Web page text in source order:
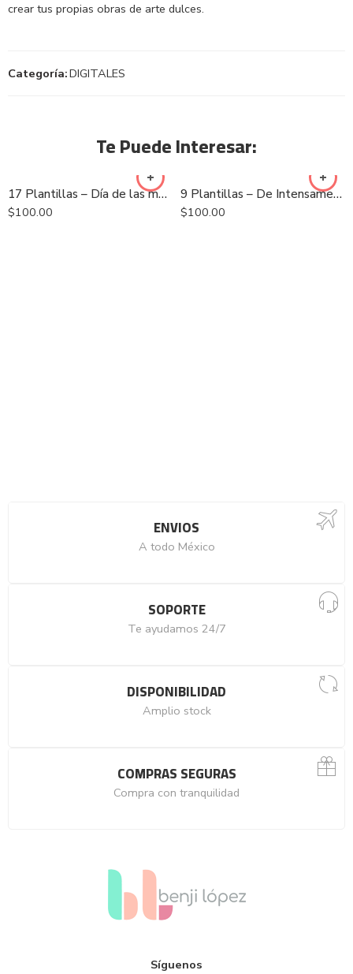
crear tus propias obras de arte dulces.
Categoría:DIGITALES
Te Puede Interesar:
17 Plantillas – Día de las madres 2023
$100.00
9 Plantillas – De Intensamente
$100.00
ENVIOS
A todo México
SOPORTE
Te ayudamos 24/7
DISPONIBILIDAD
Amplio stock
COMPRAS SEGURAS
Compra con tranquilidad
Síguenos